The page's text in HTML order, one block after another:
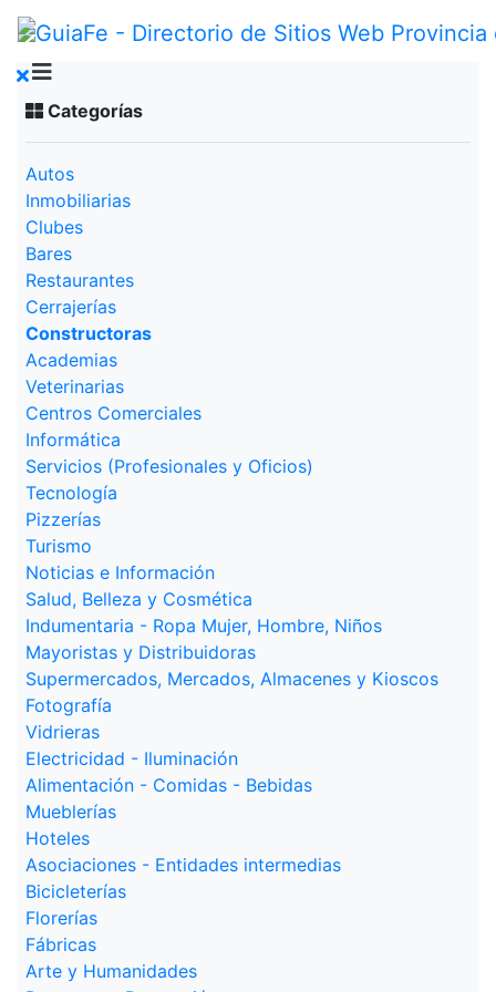
Categorías
Autos
Inmobiliarias
Clubes
Bares
Restaurantes
Cerrajerías
Constructoras
Academias
Veterinarias
Centros Comerciales
Informática
Servicios (Profesionales y Oficios)
Tecnología
Pizzerías
Turismo
Noticias e Información
Salud, Belleza y Cosmética
Indumentaria - Ropa Mujer, Hombre, Niños
Mayoristas y Distribuidoras
Supermercados, Mercados, Almacenes y Kioscos
Fotografía
Vidrieras
Electricidad - Iluminación
Alimentación - Comidas - Bebidas
Mueblerías
Hoteles
Asociaciones - Entidades intermedias
Bicicleterías
Florerías
Fábricas
Arte y Humanidades